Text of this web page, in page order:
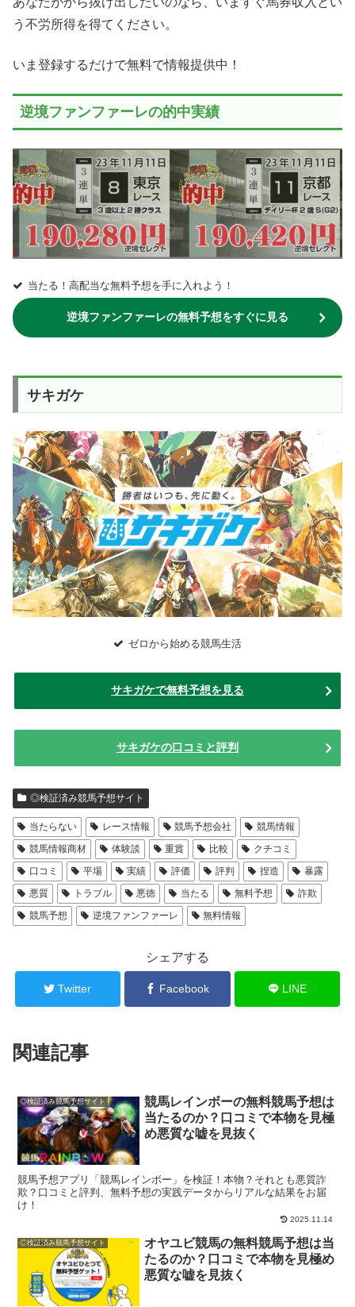
う不労所得を得てください。
いま登録するだけで無料で情報提供中！
逆境ファンファーレの的中実績
当たる！高配当な無料予想を手に入れよう！
逆境ファンファーレの無料予想をすぐに見る
サキガケ
ゼロから始める競馬生活
サキガケで無料予想を見る
サキガケの口コミと評判
◎検証済み競馬予想サイト
当たらない レース情報 競馬予想会社
競馬情報
競馬情報商材
体験談 重賞 比較
クチコミ
口コミ
平場 実績 評価 評判 捏造
暴露
悪質
トラブル 悪徳 当たる 無料予想
詐欺
競馬予想
逆境ファンファーレ 無料情報
シェアする
Twitter Facebook LINE
関連記事
◎検証済み競馬予想サイト
競馬レインボーの無料競馬予想は
当たるのか？口コミで本物を見極
め悪質な嘘を見抜く
競馬予想アプリ「競馬レインボー」を検証！本物？それとも悪質詐
欺？口コミと評判、無料予想の実践データからリアルな結果をお届
け！
2025.11.14
◎検証済み競馬予想サイト
オヤユビ競馬の無料競馬予想は当
たるのか？口コミで本物を見極め
悪質な嘘を見抜く